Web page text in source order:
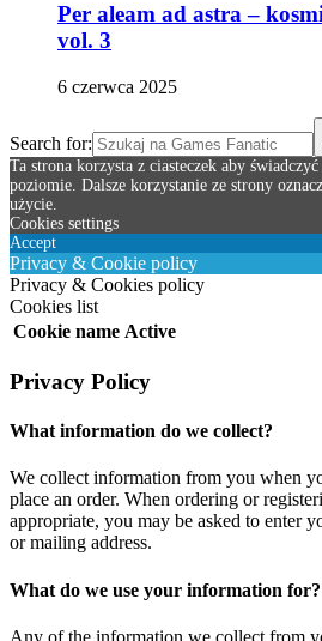
Per aleam ad astra –
vol. 3
6 czerwca 2025
Search for:
Ta strona korzysta z ciasteczek aby
poziomie. Dalsze korzystanie ze strony
użycie.
Cookies settings
Accept
Privacy & Cookie policy
Privacy & Cookies policy
Cookies list
Cookie name Active
Privacy Policy
What information do we collect?
We collect information from you when
place an order. When ordering or
appropriate, you may be asked to enter
or mailing address.
What do we use your information for?
Any of the information we collect from